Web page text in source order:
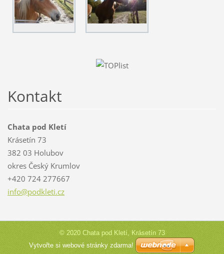
Kontakt
Chata pod Kletí
Krásetín 73
382 03 Holubov
okres Český Krumlov
+420 724 277667
info@podkleti.cz
© 2020 Chata pod Kletí, Krásetín 73
Vytvořte si webové stránky zdarma!